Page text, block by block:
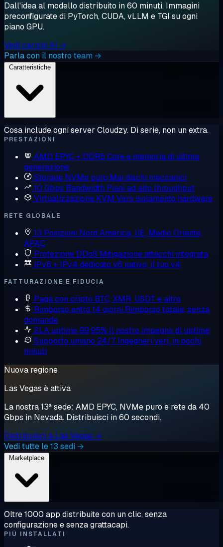
Dall'idea al modello distribuito in 60 minuti. Immagini
preconfigurate di PyTorch, CUDA, vLLM e TGI su ogni
piano GPU.
Vedi carichi AI →
Parla con il nostro team →
Cosa include ogni server Cloudzy. Di serie, non un extra.
PRESTAZIONI
AMD EPYC + DDR5 Core e memoria di ultima
generazione
Storage NVMe puro Mai dischi meccanici
10 Gbps Bandwidth Piani ad alto throughput
Virtualizzazione KVM Vero isolamento hardware
RETE GLOBALE
13 Posizioni Nord America, UE, Medio Oriente,
APAC
Protezione DDoS Mitigazione attacchi integrata
IPv6 + IPv4 dedicato v6 nativo, il tuo v4
FATTURAZIONE E FIDUCIA
Paga con cripto BTC, XMR, USDT e altro
Rimborso entro 14 giorni Rimborso totale, senza
domande
SLA uptime 99,95% Il nostro impegno di uptime
Supporto umano 24/7 Ingegneri veri, in pochi
minuti
Nuova regione
Las Vegas è attiva
La nostra 13ª sede: AMD EPYC, NVMe puro e rete da 40
Gbps in Nevada. Distribuisci in 60 secondi.
Distribuisci a Las Vegas →
Vedi tutte le 13 sedi →
Oltre 1000 app distribuite con un clic, senza
configurazione e senza grattacapi.
PIÙ INSTALLATI